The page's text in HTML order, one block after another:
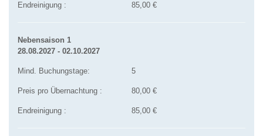
Endreinigung : 85,00 €
Nebensaison 1
28.08.2027 - 02.10.2027
Mind. Buchungstage: 5
Preis pro Übernachtung : 80,00 €
Endreinigung : 85,00 €